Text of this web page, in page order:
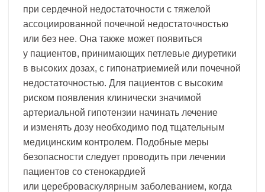
при сердечной недостаточности с тяжелой
ассоциированной почечной недостаточностью
или без нее. Она также может появиться
у пациентов, принимающих петлевые диуретики
в высоких дозах, с гипонатриемией или почечной
недостаточностью. Для пациентов с высоким
риском появления клинически значимой
артериальной гипотензии начинать лечение
и изменять дозу необходимо под тщательным
медицинским контролем. Подобные меры
безопасности следует проводить при лечении
пациентов со стенокардией
или цереброваскулярным заболеванием, когда